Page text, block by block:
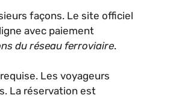
façons. Le site officiel
avec paiement
du réseau ferroviaire.
Les voyageurs
La réservation est